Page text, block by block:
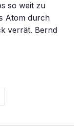
so weit zu
Atom durch
verrät. Bernd